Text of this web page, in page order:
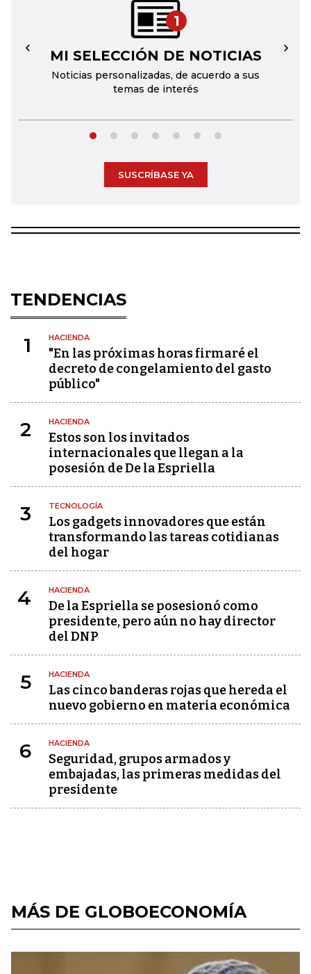
1
MI SELECCIÓN DE NOTICIAS
Noticias personalizadas, de acuerdo a sus
temas de interés
← →
SUSCRÍBASE YA
TENDENCIAS
1 HACIENDA
"En las próximas horas firmaré el
decreto de congelamiento del gasto
público"
2 HACIENDA
Estos son los invitados
internacionales que llegan a la
posesión de De la Espriella
3 TECNOLOGÍA
Los gadgets innovadores que están
transformando las tareas cotidianas
del hogar
4 HACIENDA
De la Espriella se posesionó como
presidente, pero aún no hay director
del DNP
5 HACIENDA
Las cinco banderas rojas que hereda el
nuevo gobierno en materia económica
6 HACIENDA
Seguridad, grupos armados y
embajadas, las primeras medidas del
presidente
MÁS DE GLOBOECONOMÍA